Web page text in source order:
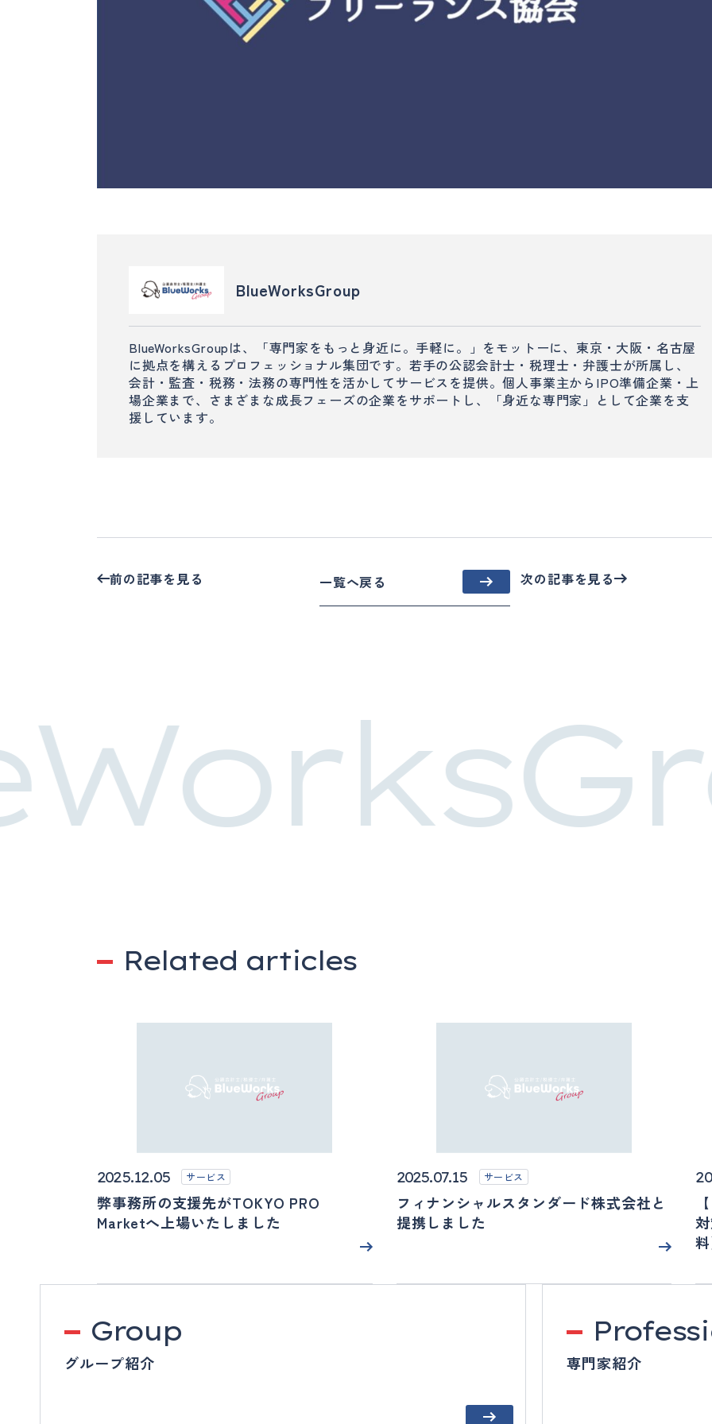
BlueWorksGroup
BlueWorksGroupは、「専門家をもっと身近に。手軽に。」をモットーに、東京・大阪・名古屋
に拠点を構えるプロフェッショナル集団です。若手の公認会計士・税理士・弁護士が所属し、
会計・監査・税務・法務の専門性を活かしてサービスを提供。個人事業主からIPO準備企業・上
場企業まで、さまざまな成長フェーズの企業をサポートし、「身近な専門家」として企業を支
援しています。
前の記事を見る 次の記事を見る
一覧へ戻る
Related articles
2025.12.05 サービス
弊事務所の支援先がTOKYO PRO
Marketへ上場いたしました
2025.07.15 サービス
フィナンシャルスタンダード株式会社と
提携しました
Group
グループ紹介 専門家紹介